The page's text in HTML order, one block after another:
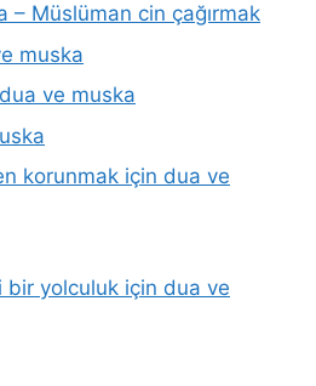
– Müslüman cin çağırmak
muska
ve muska
korunmak için dua ve
bir yolculuk için dua ve